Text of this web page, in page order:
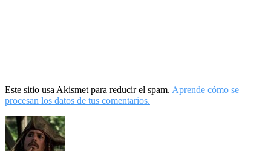
Este sitio usa Akismet para reducir el spam. Aprende cómo se
procesan los datos de tus comentarios.